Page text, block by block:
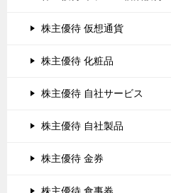
株主優待 仮想通貨
株主優待 化粧品
株主優待 自社サービス
株主優待 自社製品
株主優待 金券